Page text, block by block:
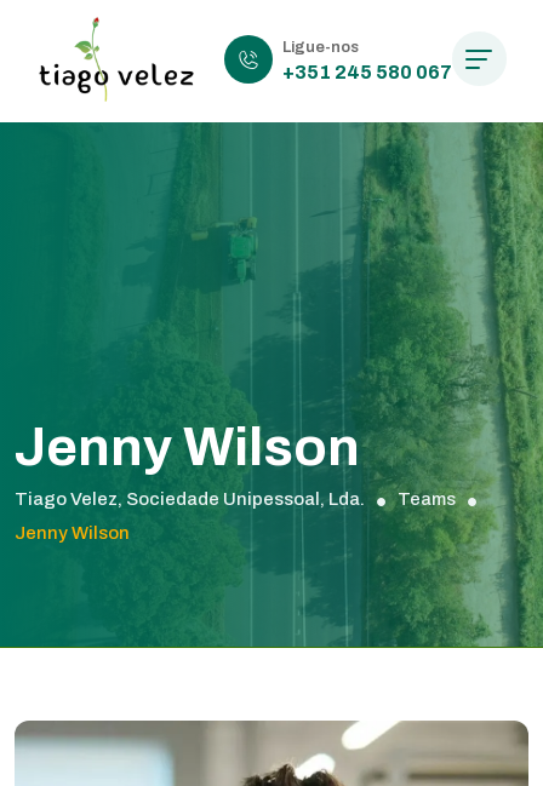
Ligue-nos
+351 245 580 067
Jenny Wilson
Tiago Velez, Sociedade Unipessoal, Lda.
Teams
Jenny Wilson